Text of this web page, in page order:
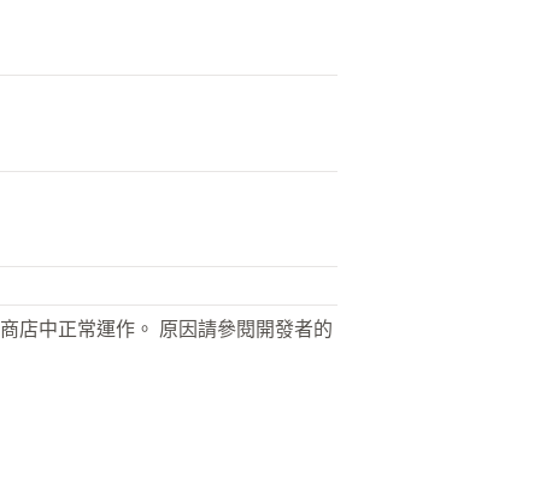
店中正常運作。 原因請參閱開發者的